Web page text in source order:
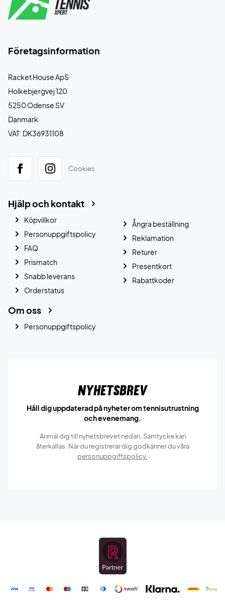
Företagsinformation
Racket House ApS
Holkebjergvej 120
5250 Odense SV
Danmark
VAT: DK36931108
Cookies
Hjälp och kontakt
Köpvillkor
Personuppgiftspolicy
FAQ
Prismatch
Snabb leverans
Orderstatus
Ångra beställning
Reklamation
Returer
Presentkort
Rabattkoder
Om oss
Personuppgiftspolicy
Nyhetsbrev
Håll dig uppdaterad på nyheter om tennisutrustning
och evenemang.
Anmäl dig till nyhetsbrevet nedan. Samtycke kan
återkallas. När du registrerar dig godkänner du våra
personuppgiftspolicy.